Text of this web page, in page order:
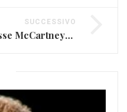
SUCCESSIVO
Che fine ha fatto Jesse McCartney? (VIDEO)